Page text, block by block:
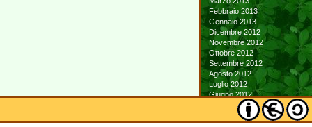
Febbraio 2013
Gennaio 2013
Dicembre 2012
Novembre 2012
Ottobre 2012
Settembre 2012
Agosto 2012
Luglio 2012
Giugno 2012
Maggio 2012
Aprile 2012